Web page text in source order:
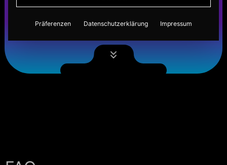
Präferenzen Datenschutzerklärung Impressum